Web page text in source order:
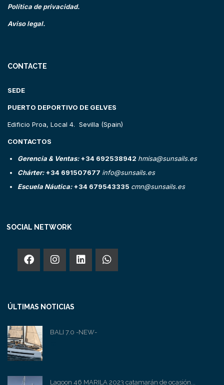
Política de privacidad.
Aviso legal.
CONTACTE
SEDE
PUERTO DEPORTIVO DE GELVES
Edificio Proa, Local 4. Sevilla (Spain)
CONTACTOS
Gerencia & Ventas:+34 692538942 hmisa@sunsails.es
Chárter:+34 691507677 info@sunsails.es
Escuela Náutica:+34 679543335 cmn@sunsails.es
SOCIAL NETWORK
ÚLTIMAS NOTICIAS
BALI 7.0 -NEW-
Lagoon 46 MARILA 2023 catamarán de ocasión...